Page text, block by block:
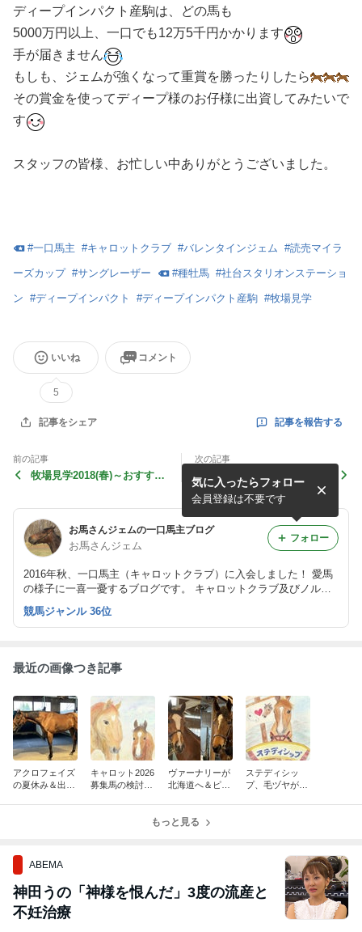
ディープインパクト産駒は、どの馬も
5000万円以上、一口でも12万5千円かかります
手が届きません
もしも、ジェムが強くなって重賞を勝ったりしたら
その賞金を使ってディープ様のお仔様に出資してみたいで
す
スタッフの皆様、お忙しい中ありがとうございました。
#一口馬主 #キャロットクラブ #バレンタインジェム #読売マイラ
ーズカップ #サングレーザー #種牡馬 #社台スタリオンステーショ
ン #ディープインパクト #ディープインパクト産駒 #牧場見学
いいね
5
コメント
記事をシェア 記事を報告する
前の記事
牧場見学2018(春)～おすすめ
次の記事
バレンタインジェムがプール
でリラックス
お馬さんジェムの一口馬主ブログ
お馬さんジェム
2016年秋、一口馬主（キャロットクラブ）に入会しました！ 愛馬
の様子に一喜一憂するブログです。 キャロットクラブ及びノルマ
ンディーオーナーズクラブのコメント・写真は許可をいただいて転
載しています。 ふるさと納税、株主優待、懸賞などのお届けも報
気に入ったらフォロー
会員登録は不要です
フォロー
競馬ジャンル 36位
最近の画像つき記事
アクロフェイズ
の夏休み＆出資
キャロット2026
募集馬の検討
ヴァーナリーが
北海道へ＆ピュ
を目標に！！
ステディシッ
プ、毛ヅヤが少
もっと見る
ABEMA
神田うの「神様を恨んだ」3度の流産と
不妊治療